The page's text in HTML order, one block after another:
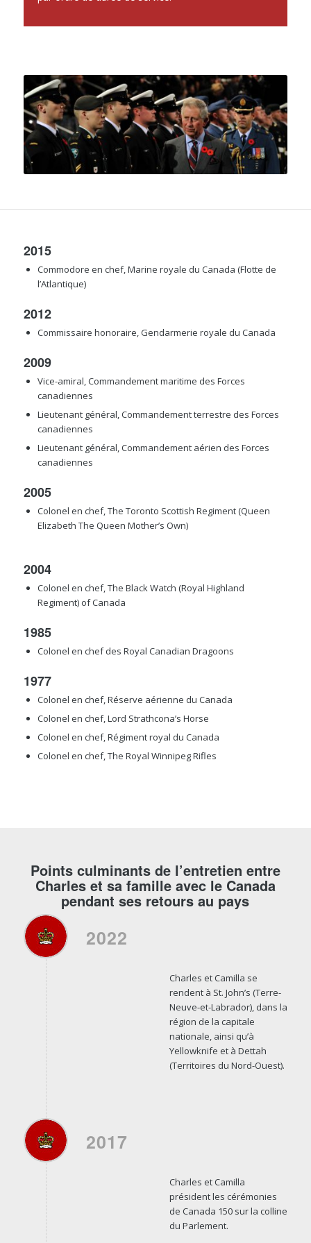
2015
Commodore en chef, Marine royale du Canada (Flotte de
l’Atlantique)
2012
Commissaire honoraire, Gendarmerie royale du Canada
2009
Vice-amiral, Commandement maritime des Forces
canadiennes
Lieutenant général, Commandement terrestre des Forces
canadiennes
Lieutenant général, Commandement aérien des Forces
canadiennes
2005
Colonel en chef, The Toronto Scottish Regiment (Queen
Elizabeth The Queen Mother’s Own)
2004
Colonel en chef, The Black Watch (Royal Highland
Regiment) of Canada
1985
Colonel en chef des Royal Canadian Dragoons
1977
Colonel en chef, Réserve aérienne du Canada
Colonel en chef, Lord Strathcona’s Horse
Colonel en chef, Régiment royal du Canada
Colonel en chef, The Royal Winnipeg Rifles
Points culminants de l’entretien entre
Charles et sa famille avec le Canada
pendant ses retours au pays
2022
Charles et Camilla se
rendent à St. John’s (Terre-
Neuve-et-Labrador), dans la
région de la capitale
nationale, ainsi qu’à
Yellowknife et à Dettah
(Territoires du Nord-Ouest).
2017
Charles et Camilla
président les cérémonies
de Canada 150 sur la colline
du Parlement.